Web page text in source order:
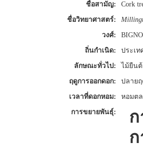
ชื่อสามัญ: Cork
ชื่อวิทยาศาสตร์:
วงศ์:
ถิ่นกำเนิด: ประเท
ลักษณะทั่วไป: ไม้ยืน
ฤดูการออกดอก: ปลาย
เวลาที่ดอกหอม: หอมต
การขยายพันธุ์: